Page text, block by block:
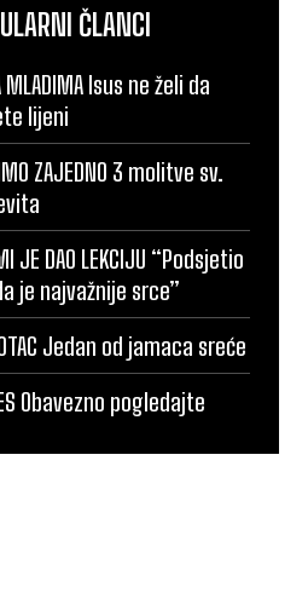
ČLANCI
MLADIMA Isus ne želi da
lijeni
ZAJEDNO 3 molitve sv.
JE DAO LEKCIJU “Podsjetio
je najvažnije srce”
Jedan od jamaca sreće
Obavezno pogledajte